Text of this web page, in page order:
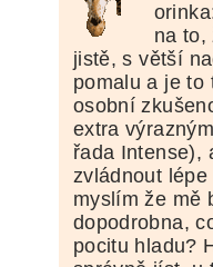
na to,
jistě, s větší
pomalu a je to
osobní
extra
řada Intense),
zvládnout
myslím že mě
dopodrobna,
pocitu hladu?